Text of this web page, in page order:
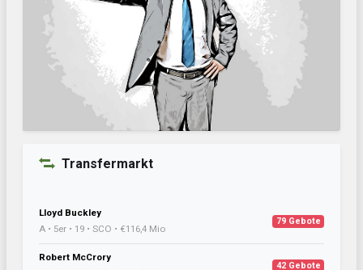
Transfermarkt
Lloyd Buckley
A • 5er • 19 • SCO • €116,4 Mio
79 Gebote
Robert McCrory
42 Gebote